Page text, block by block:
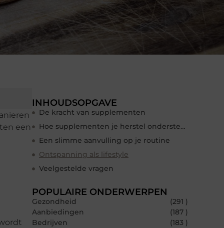
een
INHOUDSOPGAVE
De kracht van supplementen
Hoe supplementen je herstel ondersteunen
Een slimme aanvulling op je routine
Ontspanning als lifestyle
Veelgestelde vragen
POPULAIRE ONDERWERPEN
Gezondheid
(291 )
Aanbiedingen
(187 )
Bedrijven
(183 )